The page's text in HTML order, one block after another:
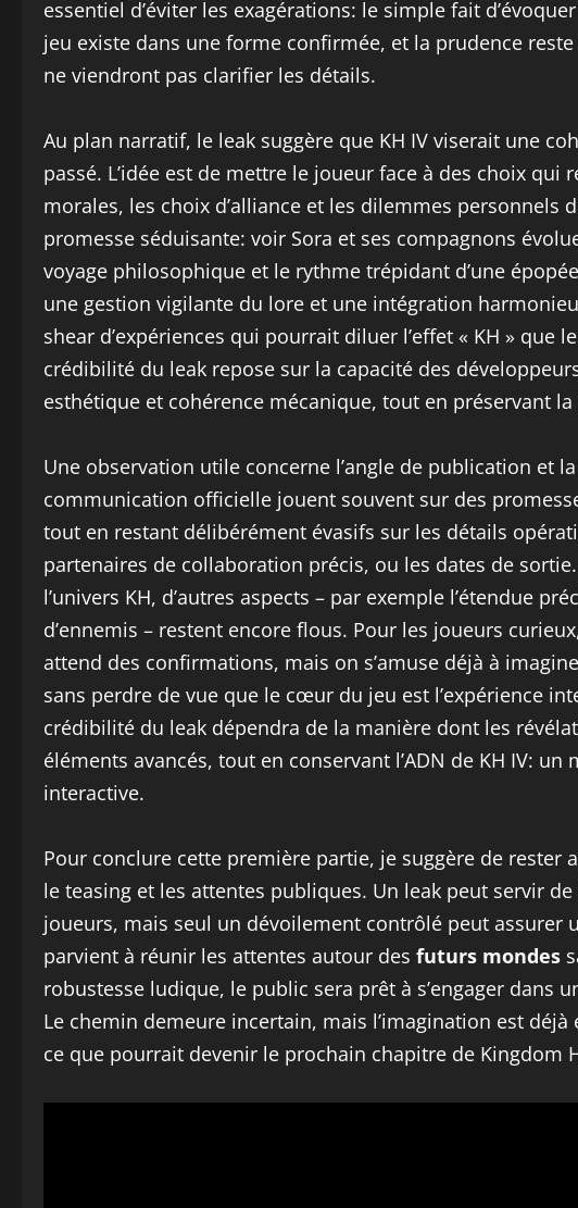
essentiel d’éviter les exagérations: le simple fait
jeu existe dans une forme confirmée, et la prudence
ne viendront pas clarifier les détails.
Au plan narratif, le leak suggère que KH IV viserait une
passé. L’idée est de mettre le joueur face à des choix
morales, les choix d’alliance et les dilemmes personnels
promesse séduisante: voir Sora et ses compagnons
voyage philosophique et le rythme trépidant d’une
une gestion vigilante du lore et une intégration
shear d’expériences qui pourrait diluer l’effet « KH » que
crédibilité du leak repose sur la capacité des
esthétique et cohérence mécanique, tout en préservant
Une observation utile concerne l’angle de publication et
communication officielle jouent souvent sur des
tout en restant délibérément évasifs sur les détails
partenaires de collaboration précis, ou les dates de
l’univers KH, d’autres aspects – par exemple l’étendue
d’ennemis – restent encore flous. Pour les joueurs
attend des confirmations, mais on s’amuse déjà à
sans perdre de vue que le cœur du jeu est l’expérience
crédibilité du leak dépendra de la manière dont les
éléments avancés, tout en conservant l’ADN de KH IV:
interactive.
Pour conclure cette première partie, je suggère de
le teasing et les attentes publiques. Un leak peut servir
joueurs, mais seul un dévoilement contrôlé peut assurer
parvient à réunir les attentes autour des futurs mondes
robustesse ludique, le public sera prêt à s’engager dans
Le chemin demeure incertain, mais l’imagination est
ce que pourrait devenir le prochain chapitre de Kingdom